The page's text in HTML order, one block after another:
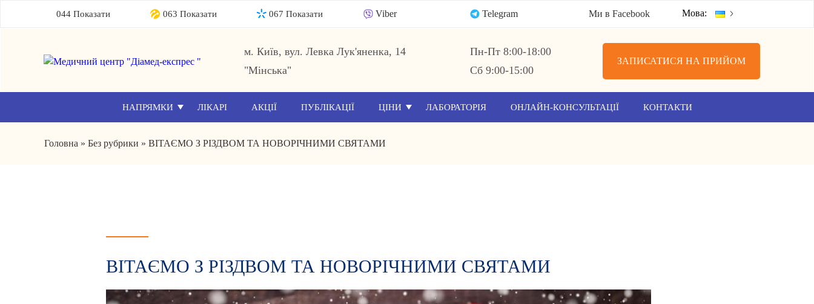
044 Показати 063 Показати 067 Показати Viber Telegram Ми в Facebook Мова:
м. Київ, вул. Левка Лук'яненка, 14
Пн-Пт 8:00-18:00
"Мінська"
Сб 9:00-15:00
ЗАПИСАТИСЯ НА ПРИЙОМ
НАПРЯМКИ ЛІКАРІ АКЦІЇ ПУБЛІКАЦІЇ ЦІНИ ЛАБОРАТОРІЯ ОНЛАЙН-КОНСУЛЬТАЦІЇ КОНТАКТИ
Головна » Без рубрики » ВІТАЄМО З РІЗДВОМ ТА НОВОРІЧНИМИ СВЯТАМИ
ВІТАЄМО З РІЗДВОМ ТА НОВОРІЧНИМИ СВЯТАМИ